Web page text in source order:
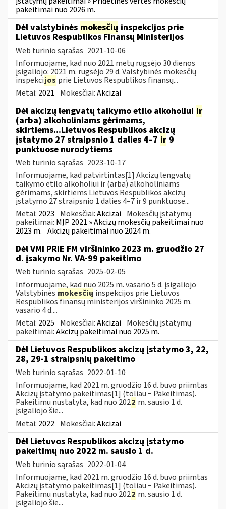
pakeitimai nuo 2026 m.
Dėl valstybinės mokesčių inspekcijos prie
Lietuvos Respublikos Finansų Ministerijos
Web turinio sąrašas 2021-10-06
Informuojame, kad nuo 2021 metų rugsėjo 30 dienos
įsigaliojo: 2021 m. rugsėjo 29 d. Valstybinės mokesčių
inspekcijos prie Lietuvos Respublikos finansų...
Metai: 2021 Mokesčiai:Akcizai
Dėl akcizų lengvatų taikymo etilo alkoholiui ir
(arba) alkoholiniams gėrimams,
skirtiems...Lietuvos Respublikos akcizų
įstatymo 27 straipsnio 1 dalies 4–7 ir 9
punktuose nurodytiems
Web turinio sąrašas 2023-10-17
Informuojame, kad patvirtintas[1] Akcizų lengvatų
taikymo etilo alkoholiui ir (arba) alkoholiniams
gėrimams, skirtiems Lietuvos Respublikos akcizų
įstatymo 27 straipsnio 1 dalies 4–7 ir 9 punktuose...
Metai: 2023 Mokesčiai:Akcizai Mokesčių įstatymų
pakeitimai: MĮP 2021 » Akcizų mokesčių pakeitimai nuo
2023 m. Akcizų pakeitimai nuo 2024 m.
Dėl VMI PRIE FM viršininko 2023 m. gruodžio 27
d. įsakymo Nr. VA-99 pakeitimo
Web turinio sąrašas 2025-02-05
Informuojame, kad nuo 2025 m. vasario 5 d. įsigaliojo
Valstybinės mokesčių inspekcijos prie Lietuvos
Respublikos finansų ministerijos viršininko 2025 m.
vasario 4 d....
Metai: 2025 Mokesčiai:Akcizai Mokesčių įstatymų
pakeitimai:Akcizų pakeitimai nuo 2025 m.
Dėl Lietuvos Respublikos akcizų įstatymo 3, 22,
28, 29-1 straipsnių pakeitimo
Web turinio sąrašas 2022-01-10
Informuojame, kad 2021 m. gruodžio 16 d. buvo priimtas
Akcizų įstatymo pakeitimas[1] (toliau − Pakeitimas).
Pakeitimu nustatyta, kad nuo 2022 m. sausio 1 d.
įsigaliojo šie...
Metai: 2022 Mokesčiai:Akcizai
Dėl Lietuvos Respublikos akcizų įstatymo
pakeitimų nuo 2022 m. sausio 1 d.
Web turinio sąrašas 2022-01-04
Informuojame, kad 2021 m. gruodžio 16 d. buvo priimtas
Akcizų įstatymo pakeitimas[1] (toliau − Pakeitimas).
Pakeitimu nustatyta, kad nuo 2022 m. sausio 1 d.
įsigaliojo šie...